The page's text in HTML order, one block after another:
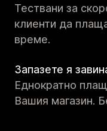
Тествани за
клиенти да
време.
Запазете я
Еднократно
Вашия магазин.